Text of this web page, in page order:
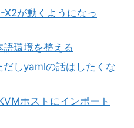
が動くようになっ
環境を整える
しyamlの話はしたくな
ホストにインポート